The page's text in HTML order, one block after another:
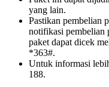
yang lain.
Pastikan pembelian
notifikasi pembelian
paket dapat dicek
*363#.
Untuk informasi
188.